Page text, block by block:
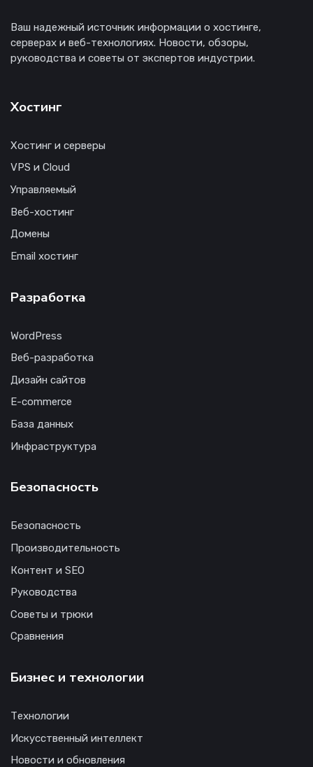
Ваш надежный источник информации о хостинге,
серверах и веб-технологиях. Новости, обзоры,
руководства и советы от экспертов индустрии.
Хостинг
Хостинг и серверы
VPS и Cloud
Управляемый
Веб-хостинг
Домены
Email хостинг
Разработка
WordPress
Веб-разработка
Дизайн сайтов
E-commerce
База данных
Инфраструктура
Безопасность
Безопасность
Производительность
Контент и SEO
Руководства
Советы и трюки
Сравнения
Бизнес и технологии
Технологии
Искусственный интеллект
Новости и обновления